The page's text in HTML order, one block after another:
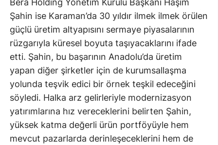
Bera Holding Yönetim Kurulu Başkanı Haşim
Şahin ise Karaman’da 30 yıldır ilmek ilmek örülen
güçlü üretim altyapısını sermaye piyasalarının
rüzgarıyla küresel boyuta taşıyacaklarını ifade
etti. Şahin, bu başarının Anadolu’da üretim
yapan diğer şirketler için de kurumsallaşma
yolunda teşvik edici bir örnek teşkil edeceğini
söyledi. Halka arz gelirleriyle modernizasyon
yatırımlarına hız vereceklerini belirten Şahin,
yüksek katma değerli ürün portföyüyle hem
mevcut pazarlarda derinleşeceklerini hem de